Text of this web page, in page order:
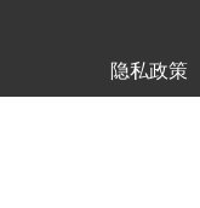
隐私政策